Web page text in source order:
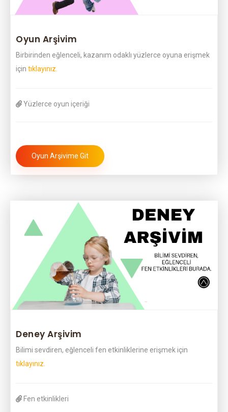
Oyun Arşivim
Birbirinden eğlenceli, kazanım odaklı yüzlerce oyuna erişmek
için tıklayınız.
Yüzlerce oyun içeriği
Oyun Arşivime Git
Deney Arşivim
Bilimi sevdiren, eğlenceli fen etkinliklerine erişmek için
tıklayınız.
Fen etkinlikleri